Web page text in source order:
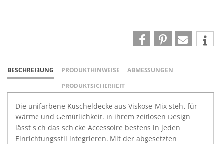
BESCHREIBUNG PRODUKTHINWEISE
ABMESSUNGEN
PRODUKTSICHERHEIT
Die unifarbene Kuscheldecke aus Viskose-Mix steht für
Wärme und Gemütlichkeit. In ihrem zeitlosen Design
lässt sich das schicke Accessoire bestens in jeden
Einrichtungsstil integrieren. Mit der abgesetzten